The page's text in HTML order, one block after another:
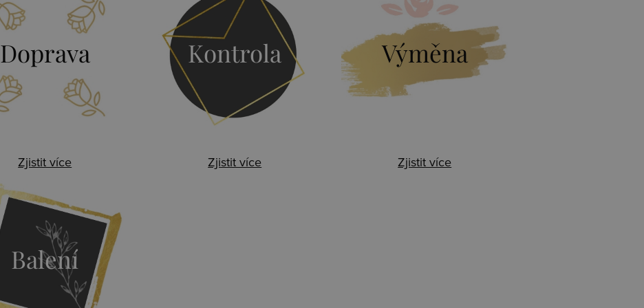
Doprava
Zjistit více
Kontrola
Zjistit více
Výměna
Zjistit více
Balení